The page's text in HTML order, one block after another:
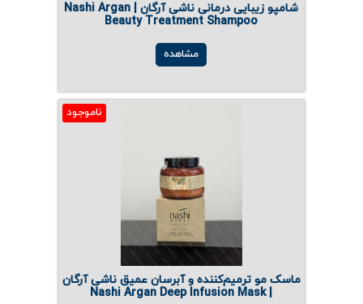
شامپو زیبایی درمانی ناشی آرگان | Nashi Argan
Beauty Treatment Shampoo
مشاهده
ناموجود
ماسک مو ترمیم‌کننده و آبرسان عمیق ناشی آرگان
| Nashi Argan Deep Infusion Mask